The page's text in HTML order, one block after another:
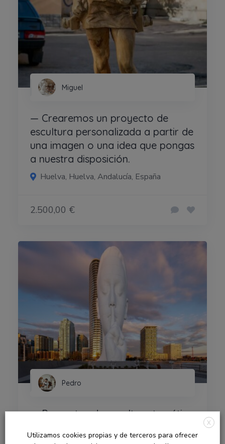
Miguel
— Crearemos un proyecto de
escultura personalizada a partir de
una imagen o una idea que pongas
a nuestra disposición.
Huelva, Huelva, Andalucía, España
2.500,00 €
Pedro
— Proyectos de escultura temática
X
Utilizamos cookies propias y de terceros para ofrecer